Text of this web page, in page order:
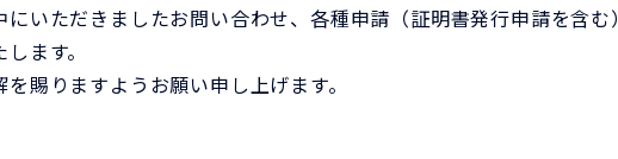
にいただきましたお問い合わせ、各種申請（証明書発行申請を含
ます。
賜りますようお願い申し上げます。